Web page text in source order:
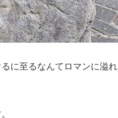
に至るなんてロマンに溢れ